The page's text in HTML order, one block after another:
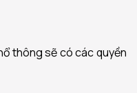
thông sẽ có các quyền